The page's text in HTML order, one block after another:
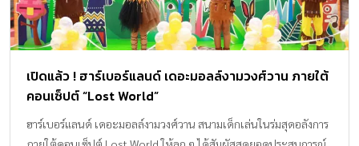
เปิดแล้ว ! ฮาร์เบอร์แลนด์ เดอะมอลล์งามวงศ์วาน ภายใต้
คอนเซ็ปต์ “Lost World”
ฮาร์เบอร์แลนด์ เดอะมอลล์งามวงศ์วาน สนามเด็กเล่นในร่มสุดอลังการ